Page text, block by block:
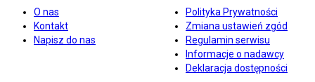
O nas
Kontakt
Napisz do nas
Polityka Prywatności
Zmiana ustawień zgód
Regulamin serwisu
Informacje o nadawcy
Deklaracja dostępności